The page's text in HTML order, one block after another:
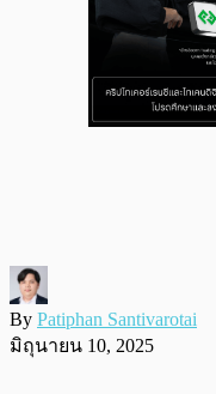
By Patiphan Santivarotai
มิถุนายน 10, 2025